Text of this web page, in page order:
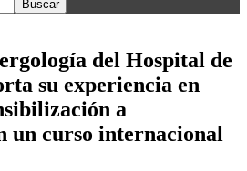
del Hospital de
su experiencia en
a
un curso internacional